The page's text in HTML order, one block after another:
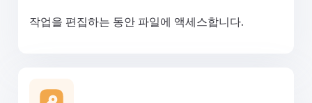
작업을 편집하는 동안 파일에 액세스합니다.